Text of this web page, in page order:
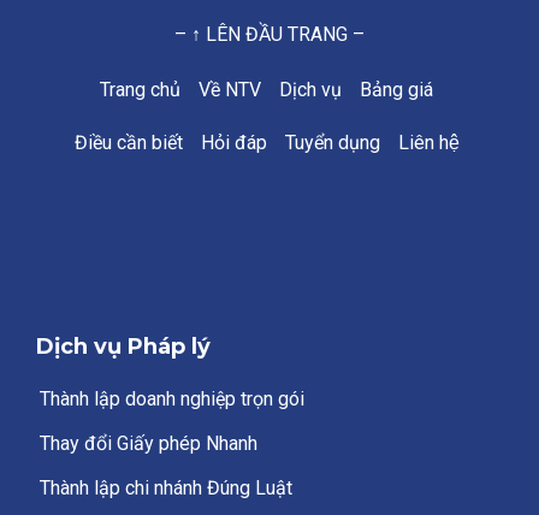
– ↑ LÊN ĐẦU TRANG –
Trang chủ Về NTV Dịch vụ Bảng giá
Điều cần biết Hỏi đáp Tuyển dụng Liên hệ
Dịch vụ Pháp lý
Thành lập doanh nghiệp trọn gói
Thay đổi Giấy phép Nhanh
Thành lập chi nhánh Đúng Luật